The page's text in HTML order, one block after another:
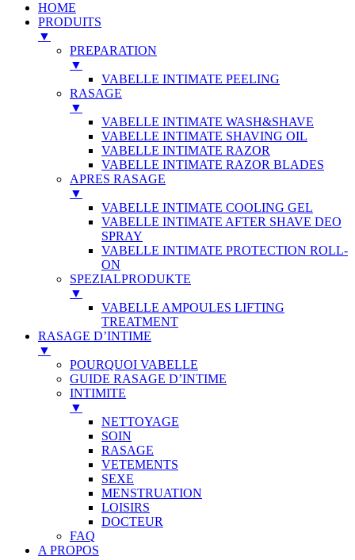
HOME
PRODUITS
▼
PREPARATION
▼
VABELLE INTIMATE PEELING
RASAGE
▼
VABELLE INTIMATE WASH&SHAVE
VABELLE INTIMATE SHAVING OIL
VABELLE INTIMATE RAZOR
VABELLE INTIMATE RAZOR BLADES
APRES RASAGE
▼
VABELLE INTIMATE COOLING GEL
VABELLE INTIMATE AFTER SHAVE DEO
SPRAY
VABELLE INTIMATE PROTECTION ROLL-
ON
SPEZIALPRODUKTE
▼
VABELLE AMPOULES LIFTING
TREATMENT
RASAGE D’INTIME
▼
POURQUOI VABELLE
GUIDE RASAGE D’INTIME
INTIMITE
▼
NETTOYAGE
SOIN
RASAGE
VETEMENTS
SEXE
MENSTRUATION
LOISIRS
DOCTEUR
FAQ
A PROPOS